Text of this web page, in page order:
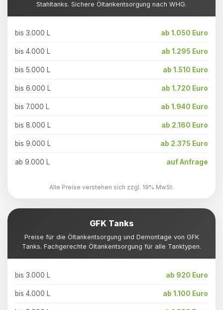
Stahltanks. Sichere Öltankentsorgung nach WHG.
bis 3.000 L ab 1.050 Euro
bis 4.000 L ab 1.295 Euro
bis 5.000 L ab 1.510 Euro
bis 6.000 L ab 1.720 Euro
bis 7.000 L ab 1.940 Euro
bis 8.000 L ab 2.160 Euro
bis 9.000 L ab 2.375 Euro
ab 9.000 L auf Anfrage
Alle Preise verstehen sich zzgl. 19% MwSt.
GFK Tanks
Preise für die Öltankentsorgung und Demontage von GFK
Tanks. Fachgerechte Öltankentsorgung für alle Tanktypen.
bis 3.000 L ab 920 Euro
bis 4.000 L ab 1.100 Euro